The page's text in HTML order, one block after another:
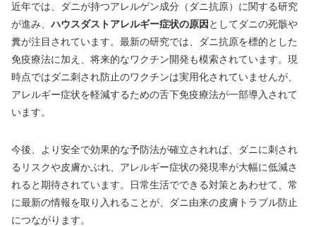
近年では、ダニが持つアレルゲン成分（ダニ抗原）に関する研究
が進み、ハウスダストアレルギー症状の原因 としてダニの死骸や
糞が注目されています。最新の研究では、ダニ抗原を標的とした
免疫療法に加え、将来的なワクチン開発も模索されています。現
時点ではダニ刺され防止のワクチンは実用化されていませんが、
アレルギー症状を軽減するための舌下免疫療法が一部導入されて
います。
今後、より安全で効果的な予防法が確立されれば、ダニに刺され
るリスクや皮膚かぶれ、アレルギー症状の発現率が大幅に低減さ
れると期待されています。日常生活でできる対策とあわせて、常
に最新の情報を取り入れることが、ダニ由来の皮膚トラブル防止
につながります。